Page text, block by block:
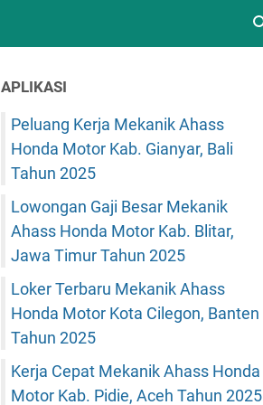
APLIKASI
Peluang Kerja Mekanik Ahass
Honda Motor Kab. Gianyar, Bali
Tahun 2025
Lowongan Gaji Besar Mekanik
Ahass Honda Motor Kab. Blitar,
Jawa Timur Tahun 2025
Loker Terbaru Mekanik Ahass
Honda Motor Kota Cilegon, Banten
Tahun 2025
Kerja Cepat Mekanik Ahass Honda
Motor Kab. Pidie, Aceh Tahun 2025